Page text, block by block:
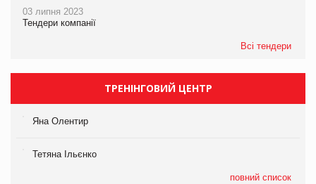
03 липня 2023
Тендери компанії
Всі тендери
ТРЕНІНГОВИЙ ЦЕНТР
Яна Олентир
Тетяна Ільєнко
повний список